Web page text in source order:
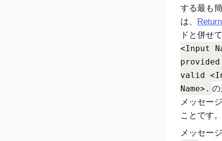
する最も
は、
ドと併せ
<Input
valid
Name>.
メッセー
ことです。
メッセー